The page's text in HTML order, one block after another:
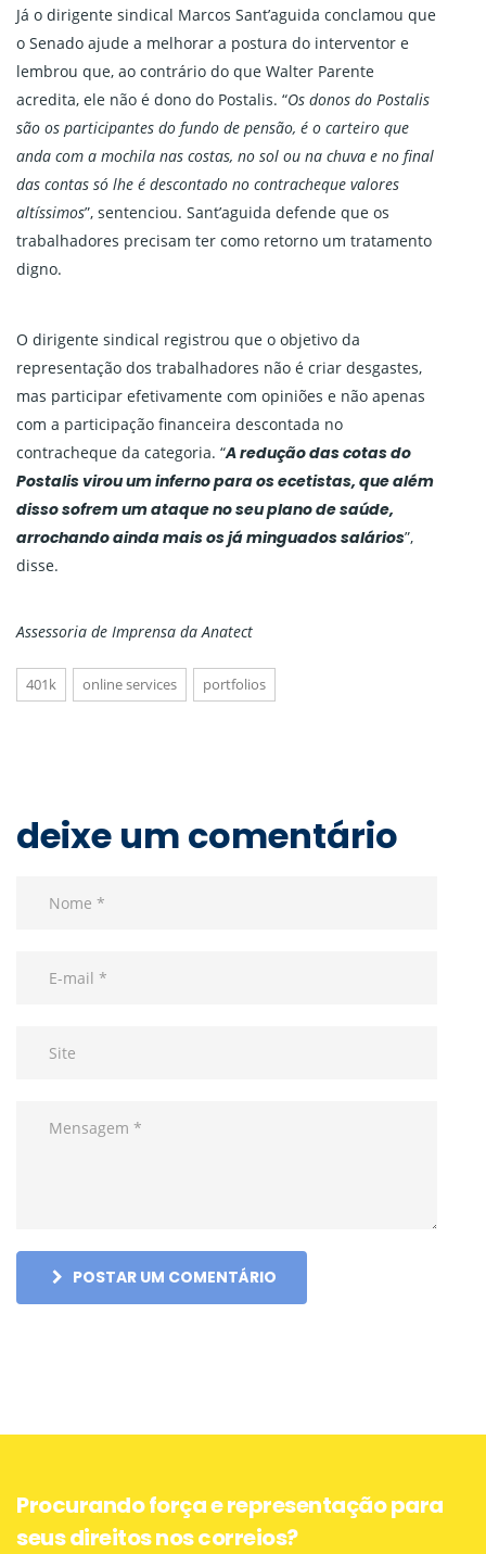
Já o dirigente sindical Marcos Sant’aguida conclamou que
o Senado ajude a melhorar a postura do interventor e
lembrou que, ao contrário do que Walter Parente
acredita, ele não é dono do Postalis. “Os donos do Postalis
são os participantes do fundo de pensão, é o carteiro que
anda com a mochila nas costas, no sol ou na chuva e no final
das contas só lhe é descontado no contracheque valores
altíssimos”, sentenciou. Sant’aguida defende que os
trabalhadores precisam ter como retorno um tratamento
digno.
O dirigente sindical registrou que o objetivo da
representação dos trabalhadores não é criar desgastes,
mas participar efetivamente com opiniões e não apenas
com a participação financeira descontada no
contracheque da categoria. “A redução das cotas do
Postalis virou um inferno para os ecetistas, que além
disso sofrem um ataque no seu plano de saúde,
arrochando ainda mais os já minguados salários”,
disse.
Assessoria de Imprensa da Anatect
401k online services portfolios
deixe um comentário
POSTAR UM COMENTÁRIO
Procurando força e representação para
seus direitos nos correios?